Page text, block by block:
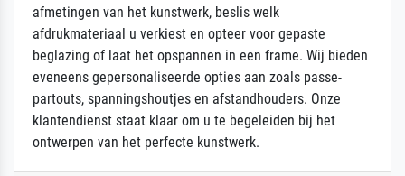
afmetingen van het kunstwerk, beslis welk
afdrukmateriaal u verkiest en opteer voor gepaste
beglazing of laat het opspannen in een frame. Wij bieden
eveneens gepersonaliseerde opties aan zoals passe-
partouts, spanningshoutjes en afstandhouders. Onze
klantendienst staat klaar om u te begeleiden bij het
ontwerpen van het perfecte kunstwerk.